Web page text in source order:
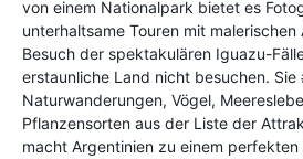
von einem Nationalpark bietet es
unterhaltsame Touren mit
Besuch der spektakulären Iguazu-
erstaunliche Land nicht besuchen.
Naturwanderungen, Vögel,
Pflanzensorten aus der Liste der
macht Argentinien zu einem perfekten